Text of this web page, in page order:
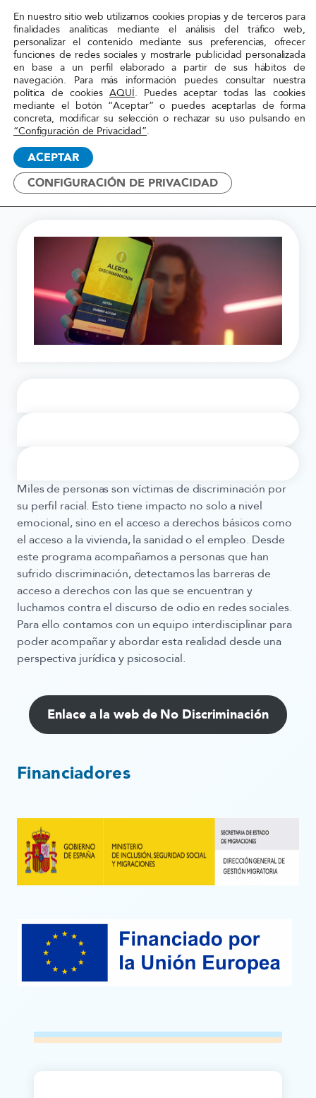
Red
Acoge
Inicio»Acompañamiento» Alerta Racismo '25
2025
Alerta Racismo
ACOMPAÑAMIENTO
Miles de personas son víctimas de discriminación por
su perfil racial. Esto tiene impacto no solo a nivel
emocional, sino en el acceso a derechos básicos como
el acceso a la vivienda, la sanidad o el empleo. Desde
este programa acompañamos a personas que han
sufrido discriminación, detectamos las barreras de
acceso a derechos con las que se encuentran y
luchamos contra el discurso de odio en redes sociales.
Para ello contamos con un equipo interdisciplinar para
poder acompañar y abordar esta realidad desde una
perspectiva jurídica y psicosocial.
Enlace a la web de No Discriminación
Financiadores
En nuestro sitio web utilizamos cookies propias y de terceros para
finalidades analíticas mediante el análisis del tráfico web,
personalizar el contenido mediante sus preferencias, ofrecer
funciones de redes sociales y mostrarle publicidad personalizada
en base a un perfil elaborado a partir de sus hábitos de
navegación. Para más información puedes consultar nuestra
política de cookiesAQUÍ. Puedes aceptar todas las cookies
mediante el botón “Aceptar” o puedes aceptarlas de forma
concreta, modificar su selección o rechazar su uso pulsando en
“Configuración de Privacidad”.
ACEPTAR
CONFIGURACIÓN DE PRIVACIDAD